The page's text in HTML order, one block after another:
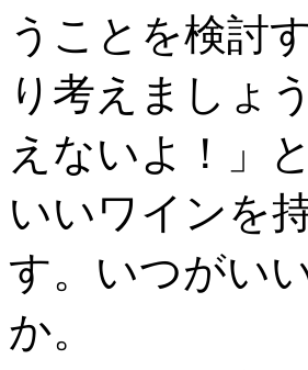
うことを検討
り考えましょ
えないよ！」
いいワインを
す。いつがい
か。